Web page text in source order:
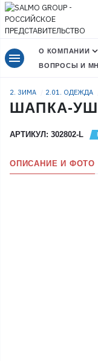
menu О КОМПАНИИ
ВОПРОСЫ И
2. ЗИМА 2.01. ОДЕЖДА
ШАПКА-
АРТИКУЛ: 302802-L
ОПИСАНИЕ И ФОТО